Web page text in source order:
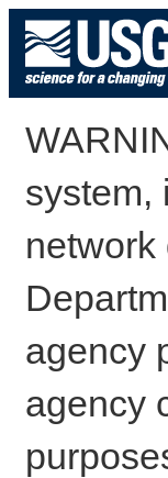
system,
agency
agency